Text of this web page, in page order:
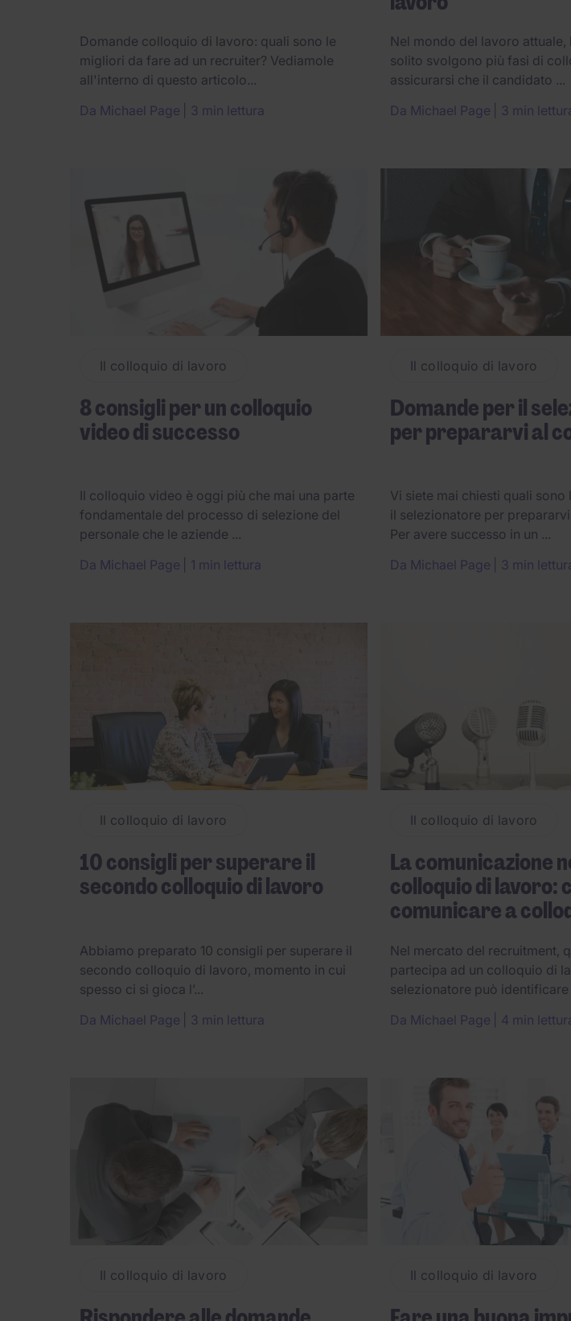
Domande colloquio di lavoro: quali sono le
migliori da fare ad un recruiter? Vediamole
all'interno di questo articolo...
Da Michael Page 3 min lettura
Nel mondo del lavoro attuale,
solito svolgono più fasi di
assicurarsi che il candidato ...
Da Michael Page 3 min
Il colloquio di lavoro
8 consigli per un colloquio
video di successo
Il colloquio video è oggi più che mai una parte
fondamentale del processo di selezione del
personale che le aziende ...
Da Michael Page 1 min lettura
Il colloquio di lavoro
Domande per il
per prepararvi al
Vi siete mai chiesti quali sono
il selezionatore per
Per avere successo in un ...
Da Michael Page 3 min
Il colloquio di lavoro
10 consigli per superare il
secondo colloquio di lavoro
Abbiamo preparato 10 consigli per superare il
secondo colloquio di lavoro, momento in cui
spesso ci si gioca l’...
Da Michael Page 3 min lettura
Il colloquio di lavoro
La comunicazione
colloquio di lavoro:
comunicare a
Nel mercato del recruitment,
partecipa ad un colloquio di
selezionatore può identificare
Da Michael Page 4 min
Il colloquio di lavoro Il colloquio di lavoro